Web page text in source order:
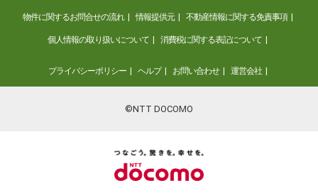
物件に関するお問合せの流れ 情報提供元 不動産情報に関する免責事項
個人情報の取り扱いについて 消費税に関する表記について
プライバシーポリシー ヘルプ お問い合わせ 運営会社
©NTT DOCOMO